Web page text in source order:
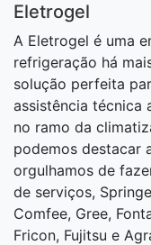
Eletrogel
A Eletrogel é uma
refrigeração há
solução perfeita
assistência técnica
no ramo da
podemos destacar
orgulhamos de
de serviços,
Comfee, Gree,
Fricon, Fujitsu e